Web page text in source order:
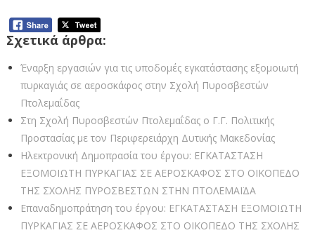
Σχετικά άρθρα:
Έναρξη εργασιών για τις υποδομές εγκατάστασης εξομοιωτή
πυρκαγιάς σε αεροσκάφος στην Σχολή Πυροσβεστών
Πτολεμαΐδας
Στη Σχολή Πυροσβεστών Πτολεμαΐδας ο Γ.Γ. Πολιτικής
Προστασίας με τον Περιφερειάρχη Δυτικής Μακεδονίας
Ηλεκτρονική Δημοπρασία του έργου: ΕΓΚΑΤΑΣΤΑΣΗ
ΕΞΟΜΟΙΩΤΗ ΠΥΡΚΑΓΙΑΣ ΣΕ ΑΕΡΟΣΚΑΦΟΣ ΣΤΟ ΟΙΚΟΠΕΔΟ
ΤΗΣ ΣΧΟΛΗΣ ΠΥΡΟΣΒΕΣΤΩΝ ΣΤΗΝ ΠΤΟΛΕΜΑΪΔΑ
Επαναδημοπράτηση του έργου: ΕΓΚΑΤΑΣΤΑΣΗ ΕΞΟΜΟΙΩΤΗ
ΠΥΡΚΑΓΙΑΣ ΣΕ ΑΕΡΟΣΚΑΦΟΣ ΣΤΟ ΟΙΚΟΠΕΔΟ ΤΗΣ ΣΧΟΛΗΣ